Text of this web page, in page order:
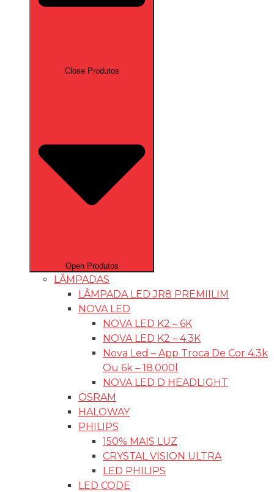
Close Produtos
Open Produtos
LÂMPADAS
LÂMPADA LED JR8 PREMIILIM
NOVA LED
NOVA LED K2 – 6K
NOVA LED K2 – 4.3K
Nova Led – App Troca De Cor 4.3k
Ou 6k – 18.000l
NOVA LED D HEADLIGHT
OSRAM
HALOWAY
PHILIPS
150% MAIS LUZ
CRYSTAL VISION ULTRA
LED PHILIPS
LED CODE